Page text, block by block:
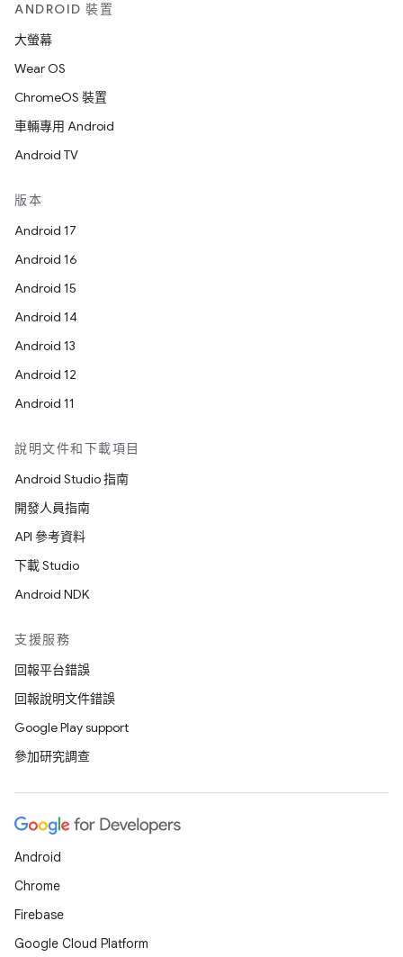
ANDROID 裝置
大螢幕
Wear OS
ChromeOS 裝置
車輛專用 Android
Android TV
版本
Android 17
Android 16
Android 15
Android 14
Android 13
Android 12
Android 11
說明文件和下載項目
Android Studio 指南
開發人員指南
API 參考資料
下載 Studio
Android NDK
支援服務
回報平台錯誤
回報說明文件錯誤
Google Play support
參加研究調查
Android
Chrome
Firebase
Google Cloud Platform